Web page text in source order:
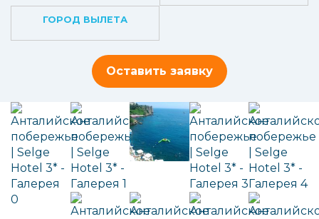
ГОРОД ВЫЛЕТА
Оставить заявку